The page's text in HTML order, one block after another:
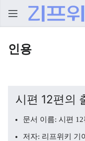
인용
시편 12편의
문서 이름: 시편 12
저자: 리프위키 기